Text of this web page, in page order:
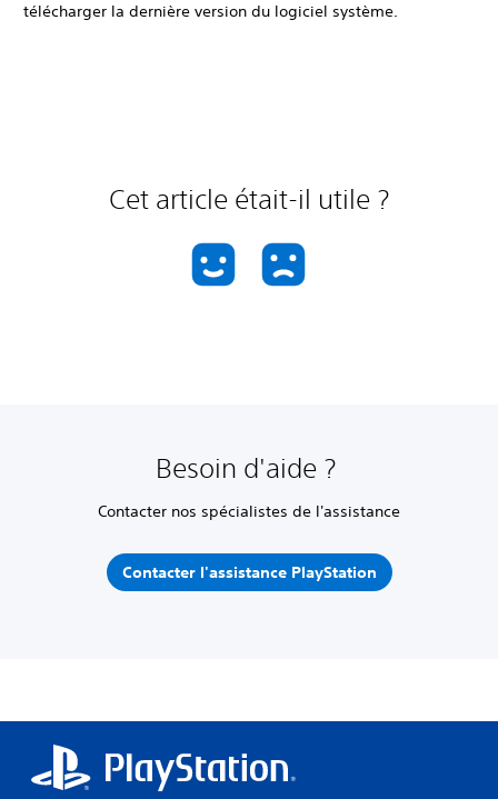
télécharger la dernière version du logiciel système.
Cet article était-il utile ?
Besoin d'aide ?
Contacter nos spécialistes de l'assistance
Contacter l'assistance PlayStation